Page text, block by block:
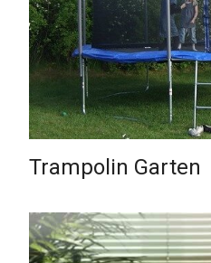
Trampolin Garten